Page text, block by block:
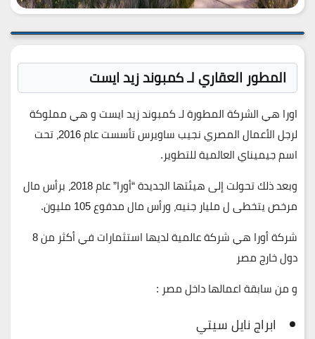
المطور العقاري لـ كمبوند زيد ايست
اورا هي الشركة المطورة لـ كمبوند زيد ايست و هي مملوكة
لرجل الأعمال المصري نجيب ساويرس تأسست عام 2016، تحت
اسم جيميناي العالمية للتطوير.
وبعد ذلك تحولت إلى هيئتها الجديدة “أورا” عام 2018، برأس مال
مرخص يتخطى ل مليار جنيه، ورأس مال مدفوع 105 مليون.
شركة أورا هي شركة عالمية لديها استثمارات في أكثر من 8
دول خارج مصر
و من سابقة اعمالها داخل مصر :
ابراج نايل سيتي